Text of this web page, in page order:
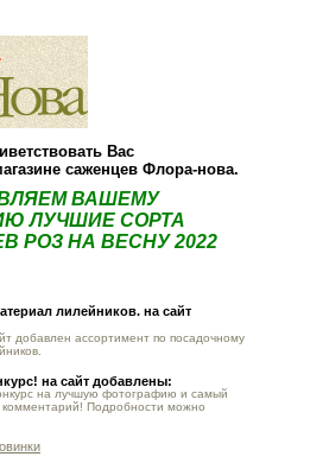
Вас
саженцев Флора-нова.
ВАШЕМУ
ЛУЧШИЕ СОРТА
РОЗ НА ВЕСНУ 2022
лилейников. на сайт
добавлен ассортимент по посадочному
на сайт добавлены:
на лучшую фотографию и самый
Подробности можно